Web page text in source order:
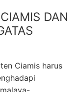
DAN
Ciamis harus